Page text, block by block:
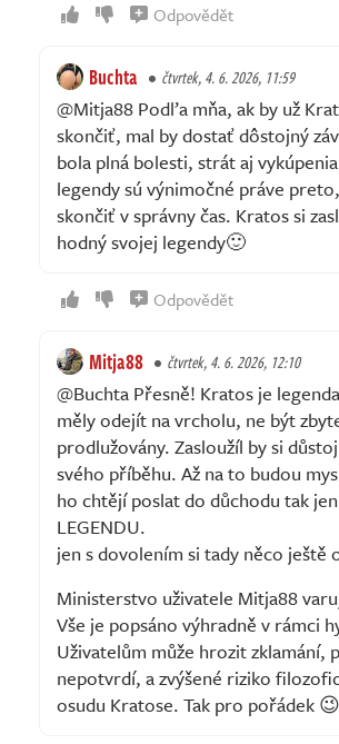
Odpovědět
Buchta čtvrtek, 4. 6. 2026, 11:59
@Mitja88 Podľa mňa, ak by už
skončiť, mal by dostať dôstojný
bola plná bolesti, strát aj
legendy sú výnimočné práve
skončiť v správny čas. Kratos si
hodný svojej legendy🙂
Odpovědět
Mitja88 čtvrtek, 4. 6. 2026, 12:10
@Buchta Přesně! Kratos je
měly odejít na vrcholu, ne být
prodlužovány. Zasloužíl by si
svého příběhu. Až na to budou
ho chtějí poslat do důchodu tak
LEGENDU.
jen s dovolením si tady něco ještě
Ministerstvo uživatele Mitja88
Vše je popsáno výhradně v rámci
Uživatelům může hrozit zklamání,
nepotvrdí, a zvýšené riziko
osudu Kratose. Tak pro pořádek 😉